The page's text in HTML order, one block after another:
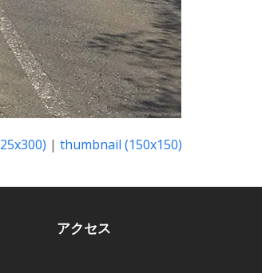
| thumbnail (150x150)
アクセス